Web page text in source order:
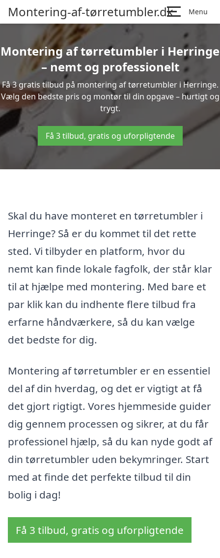
Montering-af-tørretumbler.dk Menu
Montering af tørretumbler i Herringe
– nemt og professionelt
Få 3 gratis tilbud på montering af tørretumbler i Herringe.
Vælg den bedste pris og montør til din opgave – hurtigt og
trygt.
Få 3 tilbud, gratis og uforpligtende
Skal du have monteret en tørretumbler i
Herringe? Så er du kommet til det rette
sted. Vi tilbyder en platform, hvor du
nemt kan finde lokale fagfolk, der står klar
til at hjælpe med montering. Med bare et
par klik kan du indhente flere tilbud fra
erfarne håndværkere, så du kan vælge
det bedste for dig.
Montering af tørretumbler er en essentiel
del af din hverdag, og det er vigtigt at få
det gjort rigtigt. Vores hjemmeside guider
dig gennem processen og sikrer, at du får
professionel hjælp, så du kan nyde godt af
din tørretumbler uden bekymringer. Start
med at finde det perfekte tilbud til din
bolig i dag!
Få 3 tilbud, gratis og uforpligtende